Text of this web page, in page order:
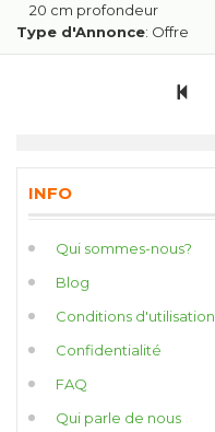
20 cm profondeur
Type d'Annonce: Offre
INFO
Qui sommes-nous?
Blog
Conditions d'utilisation
Confidentialité
FAQ
Qui parle de nous